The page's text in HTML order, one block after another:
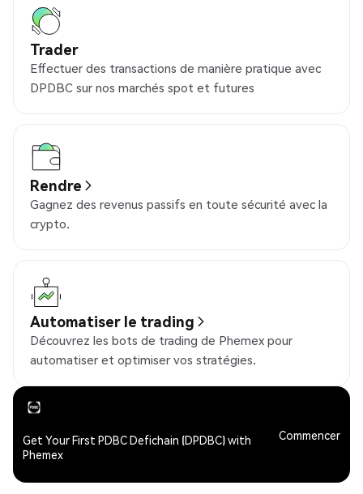
Trader
Effectuer des transactions de manière pratique avec
DPDBC sur nos marchés spot et futures
Rendre
Gagnez des revenus passifs en toute sécurité avec la
crypto.
Automatiser le trading
Découvrez les bots de trading de Phemex pour
automatiser et optimiser vos stratégies.
Get Your First PDBC Defichain (DPDBC) with
Phemex
Commencer